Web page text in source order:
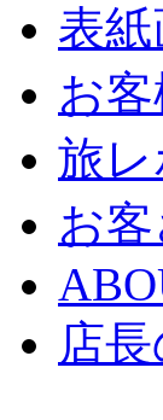
表紙
お
旅レ
お
店